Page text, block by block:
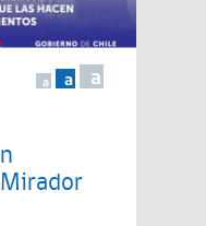
a a a